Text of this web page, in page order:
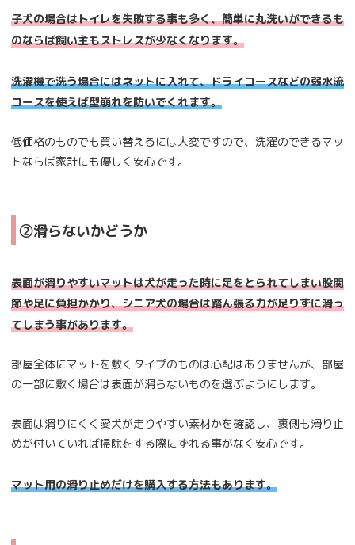
子犬の場合はトイレを失敗する事も多く、簡単に丸洗いができるも
のならば飼い主もストレスが少なくなります。
洗濯機で洗う場合にはネットに入れて、ドライコースなどの弱水流
コースを使えば型崩れを防いでくれます。
低価格のものでも買い替えるには大変ですので、洗濯のできるマッ
トならば家計にも優しく安心です。
②滑らないかどうか
表面が滑りやすいマットは犬が走った時に足をとられてしまい股関
節や足に負担かかり、シニア犬の場合は踏ん張る力が足りずに滑っ
てしまう事があります。
部屋全体にマットを敷くタイプのものは心配はありませんが、部屋
の一部に敷く場合は表面が滑らないものを選ぶようにします。
表面は滑りにくく愛犬が走りやすい素材かを確認し、裏側も滑り止
めが付いていれば掃除をする際にずれる事がなく安心です。
マット用の滑り止めだけを購入する方法もあります。